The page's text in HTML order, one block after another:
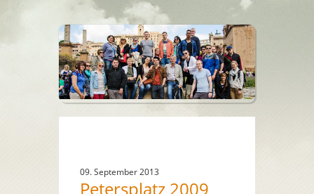
09. September 2013
Petersplatz 2009